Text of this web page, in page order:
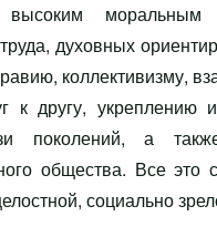
моральным
духовных
коллективизму,
к другу, укреплению
поколений, а
общества. Все это
социально